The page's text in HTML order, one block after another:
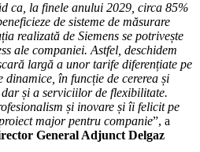
ca, la finele anului 2029, circa 85%
de sisteme de măsurare
realizată de Siemens se potrivește
ale companiei. Astfel, deschidem
largă a unor tarife diferențiate pe
în funcție de cererea și
și a serviciilor de flexibilitate.
și inovare și îi felicit pe
major pentru companie”, a
General Adjunct Delgaz